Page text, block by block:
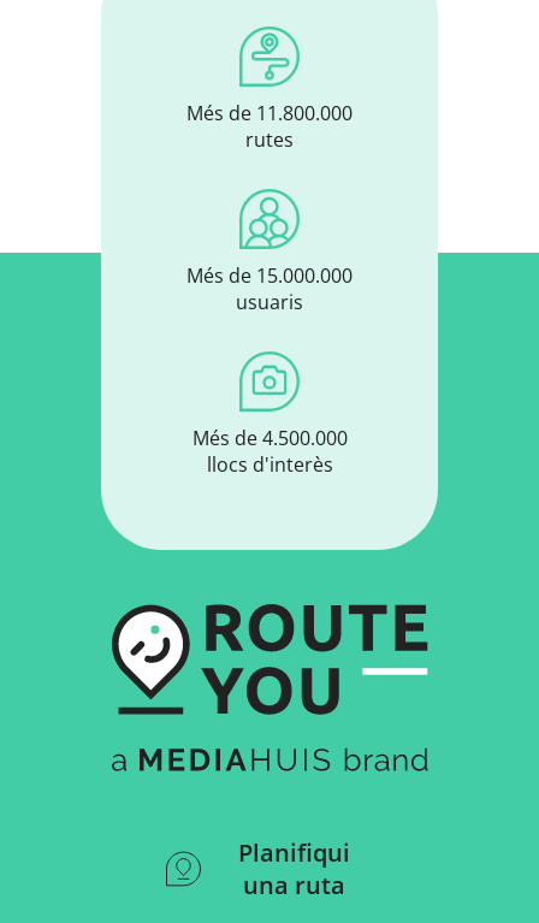
Més de 11.800.000
rutes
Més de 15.000.000
usuaris
Més de 4.500.000
llocs d'interès
Planifiqui
una ruta